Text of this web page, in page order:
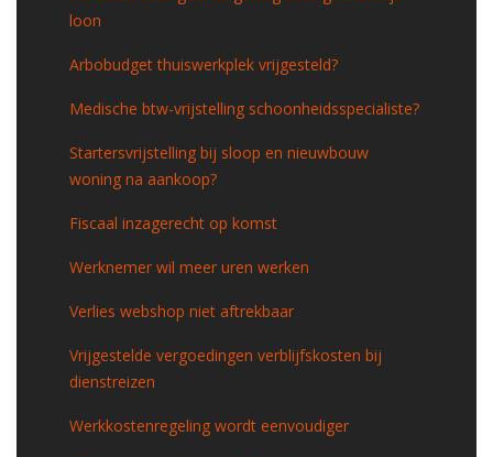
loon
Arbobudget thuiswerkplek vrijgesteld?
Medische btw-vrijstelling schoonheidsspecialiste?
Startersvrijstelling bij sloop en nieuwbouw
woning na aankoop?
Fiscaal inzagerecht op komst
Werknemer wil meer uren werken
Verlies webshop niet aftrekbaar
Vrijgestelde vergoedingen verblijfskosten bij
dienstreizen
Werkkostenregeling wordt eenvoudiger